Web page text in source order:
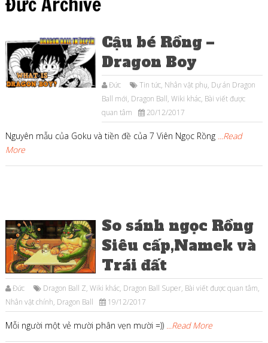
Cậu bé Rồng –
Dragon Boy
Đức Tin tức, Nhân vật phụ, Dự án Dragon
Ball mới, Dragon Ball,Wiki khác, Bài viết được
quan tâm
20/12/2017
Nguyên mẫu của Goku và tiền đề của 7 Viên Ngọc Rồng ...Read
More
So sánh ngọc Rồng
Siêu cấp,Namek và
Trái đất
Đức Dragon Ball Z, Wiki khác, Dragon Ball Super, Bài viết được quan tâm,
Nhân vật chính, Dragon Ball 19/12/2017
Mỗi người một vẻ mười phân vẹn mười =)) ...Read More